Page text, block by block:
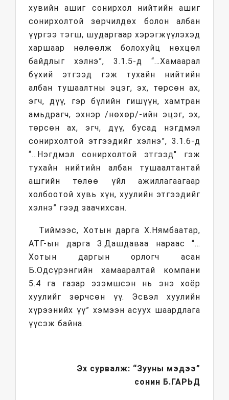
хувийн ашиг сонирхол нийтийн ашиг
сонирхолтой зөрчилдөх болон албан
үүргээ тэгш, шударгаар хэрэгжүүлэхэд
харшаар нөлөөлж болохуйц нөхцөл
байдлыг хэлнэ”, 3.1.5-д “…Хамаарал
бүхий этгээд гэж тухайн нийтийн
албан тушаалтны эцэг, эх, төрсөн ах,
эгч, дүү, гэр бүлийн гишүүн, хамтран
амьдрагч, эхнэр /нөхөр/-ийн эцэг, эх,
төрсөн ах, эгч, дүү, бусад нэгдмэл
сонирхолтой этгээдийг хэлнэ”, 3.1.6-д
“…Нэгдмэл сонирхолтой этгээд" гэж
тухайн нийтийн албан тушаалтантай
ашгийн төлөө үйл ажиллагаагаар
холбоотой хувь хүн, хуулийн этгээдийг
хэлнэ” гээд заачихсан.
Тиймээс, Хотын дарга Х.Нямбаатар,
АТГ-ын дарга З.Дашдаваа нараас “…
Хотын даргын орлогч асан
Б.Одсүрэнгийн хамааралтай компани
5.4 га газар эзэмшсэн нь энэ хоёр
хуулийг зөрчсөн үү. Эсвэл хуулийн
хүрээнийх үү” хэмээн асуух шаардлага
үүсэж байна.
Эх сурвалж: “Зууны мэдээ”
сонин Б.ГАРЬД